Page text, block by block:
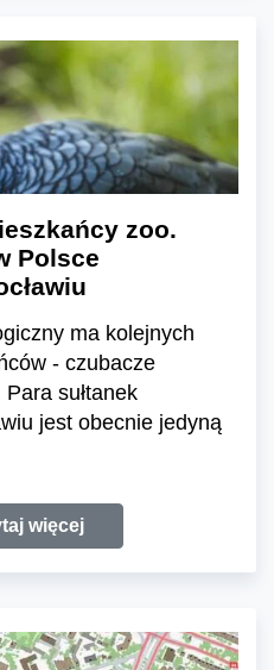
zoo.
Polsce
ma kolejnych
- czubacze
Para sułtanek
jest obecnie jedyną
więcej